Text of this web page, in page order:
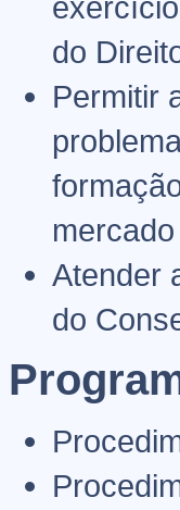
do
Permitir
Atender
do